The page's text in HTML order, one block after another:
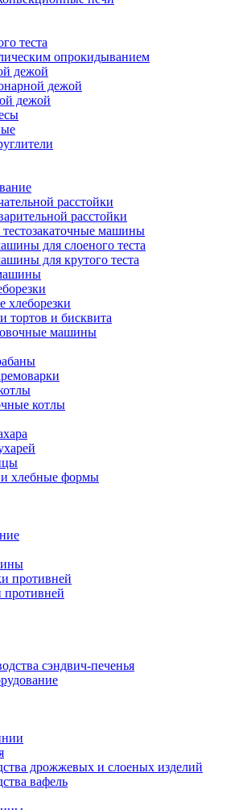
теста
опрокидыванием
дежой
дежой
дежой
расстойки
расстойки
тестозакаточные машины
для слоеного теста
для крутого теста
хлеборезки
тортов и бисквита
машины
котлы
хлебные формы
противней
сэндвич-печенья
дрожжевых и слоеных изделий
вафель